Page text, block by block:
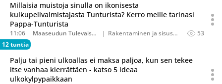
Millaisia muistoja sinulla on ikonisesta
kulkupelivalmistajasta Tunturista? Kerro meille tarinasi
Pappa-Tunturista
11:06 Maaseudun Tulevaisuus Rakentaminen ja sisustus
53
12 tuntia
Palju tai pieni ulkoallas ei maksa paljoa, kun sen tekee
itse vanhaa kierrättäen - katso 5 ideaa
ulkokylpypaikkaan